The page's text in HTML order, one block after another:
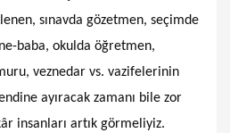
sınavda gözetmen, seçimde
baba, okulda öğretmen,
veznedar vs. vazifelerinin
ayıracak zamanı bile zor
insanları artık görmeliyiz.